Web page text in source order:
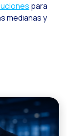
El nuevo espacio de
Derivar los flujos
Humanizando las
Estudio Clientes
para
medianas y